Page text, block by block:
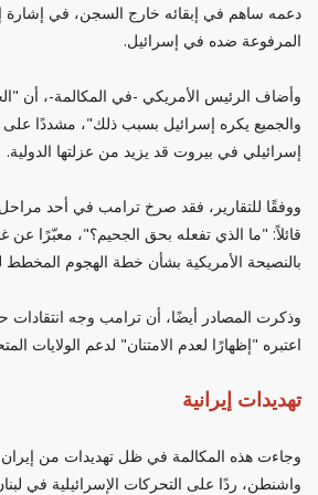
دعمه ساهم في إبقائه خارج السجن، في إشارة
المرفوعة ضده في إسرائيل.
وأضاف الرئيس الأمريكي -في المكالمة-، أن
والجميع يكره إسرائيل بسبب ذلك"، مشددًا
إسرائيلي في بيروت قد يزيد من عزلتها الدولية.
ووفقًا للتقارير، فقد صرخ ترامب في أحد مراحل
قائلاً: "ما الذي تفعله بحق الجحيم؟"، معبّرًا عن
بالنصيحة الأمريكية بشأن خطة الهجوم المخطط
وذكرت المصادر أيضًا، أن ترامب وجه انتقادات
اعتبره "إظهارًا لعدم الامتنان" لدعم الولايات
تهديدات إيرانية
وجاءت هذه المكالمة في ظل تهديدات من إيران
واشنطن، ردًا على التحركات الإسرائيلية في